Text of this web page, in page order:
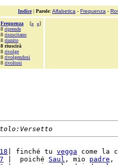
Indice| Parole: Alfabetica - Frequenza -
Frequenza [« »]
8 riprende
8 risuscitano
8 riunito
8 riuscirà
8 rivolge
8 rivolgendosi
8 rivoltosi
| finché tu vegga come la
|  poiché Saul , mio padre ,